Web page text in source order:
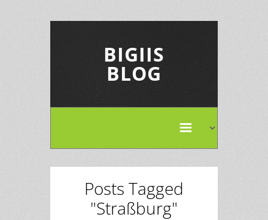
BIGIIS
BLOG
Posts Tagged
"Straßburg"